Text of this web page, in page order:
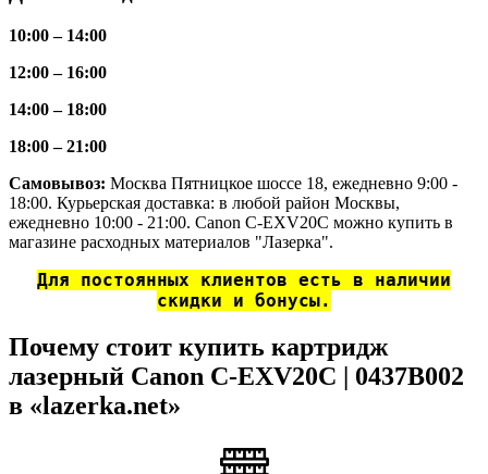
10:00 – 14:00
12:00 – 16:00
14:00 – 18:00
18:00 – 21:00
Самовывоз: Москва Пятницкое шоссе 18, ежедневно 9:00 -
18:00. Курьерская доставка: в любой район Москвы,
ежедневно 10:00 - 21:00. Canon C-EXV20C можно купить в
магазине расходных материалов "Лазерка".
Для постоянных клиентов есть в наличии
скидки и бонусы.
Почему стоит купить картридж
лазерный Canon C-EXV20C | 0437B002
в «lazerka.net»